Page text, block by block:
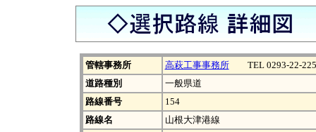
管轄事務所 高萩工事事務所TEL 0293-22-
道路種別
一般県道
路線番号
154
路線名
山根大津港線